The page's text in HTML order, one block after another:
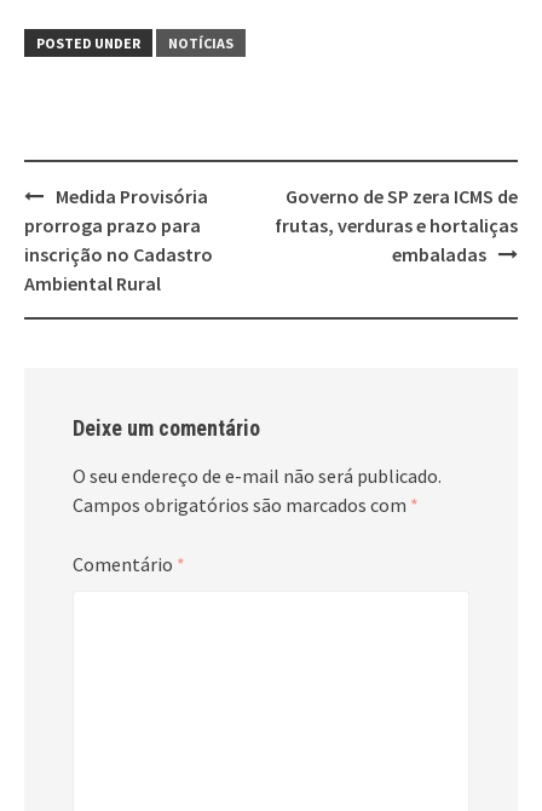
POSTED UNDER NOTÍCIAS
Post
navigation
Medida Provisória
prorroga prazo para
inscrição no Cadastro
Ambiental Rural
Governo de SP zera ICMS de
frutas, verduras e hortaliças
embaladas
Deixe um comentário
O seu endereço de e-mail não será publicado.
Campos obrigatórios são marcados com *
Comentário *